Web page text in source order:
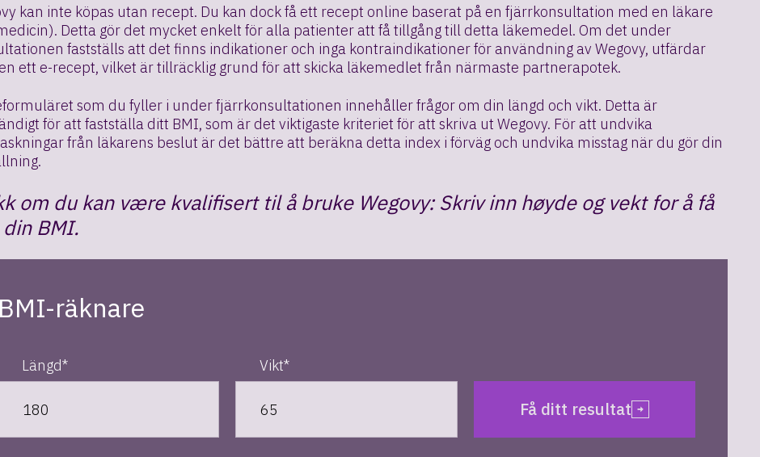
kan inte köpas utan recept. Du kan dock få ett recept online baserat på en fjärrkonsultation med en läkare
Detta gör det mycket enkelt för alla patienter att få tillgång till detta läkemedel. Om det under
fastställs att det finns indikationer och inga kontraindikationer för användning av Wegovy, utfärdar
ett e-recept, vilket är tillräcklig grund för att skicka läkemedlet från närmaste partnerapotek.
som du fyller i under fjärrkonsultationen innehåller frågor om din längd och vikt. Detta är
för att fastställa ditt BMI, som är det viktigaste kriteriet för att skriva ut Wegovy. För att undvika
från läkarens beslut är det bättre att beräkna detta index i förväg och undvika misstag när du gör din
om du kan være kvalifisert til å bruke Wegovy: Skriv inn høyde og vekt for å få
BMI.
BMI-räknare
Längd* Vikt*
Få ditt resultat